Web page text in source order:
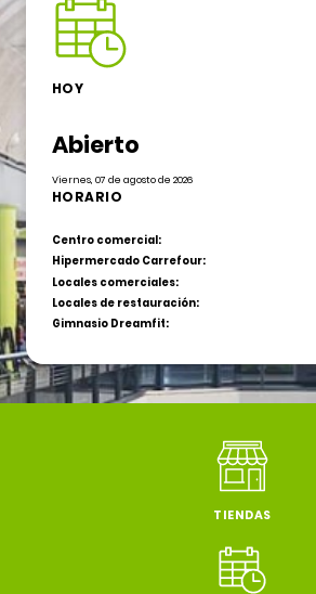
HOY
Abierto
Viernes, 07 de agosto de 2026
HORARIO
Centro comercial:
Hipermercado Carrefour:
Locales comerciales:
Locales de restauración:
Gimnasio Dreamfit:
TIENDAS